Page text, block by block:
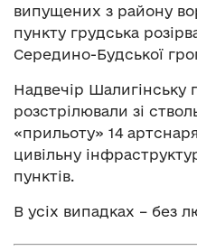
випущених з району
пункту грудська
Середино-Будської
Надвечір Шалигінську
розстрілювали зі
«прильоту» 14
цивільну
пунктів.
В усіх випадках – без